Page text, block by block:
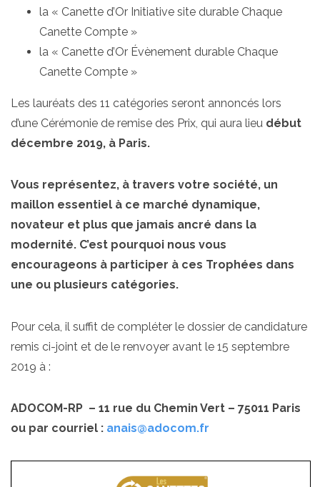
la « Canette d’Or Initiative site durable Chaque
Canette Compte »
la « Canette d’Or Évènement durable Chaque
Canette Compte »
Les lauréats des 11 catégories seront annoncés lors
d’une Cérémonie de remise des Prix, qui aura lieu début
décembre 2019, à Paris.
Vous représentez, à travers votre société, un
maillon essentiel à ce marché dynamique,
novateur et plus que jamais ancré dans la
modernité. C’est pourquoi nous vous
encourageons à participer à ces Trophées dans
une ou plusieurs catégories.
Pour cela, il suffit de compléter le dossier de candidature
remis ci-joint et de le renvoyer avant le 15 septembre
2019 à :
ADOCOM-RP – 11 rue du Chemin Vert – 75011 Paris
ou par courriel : anais@adocom.fr